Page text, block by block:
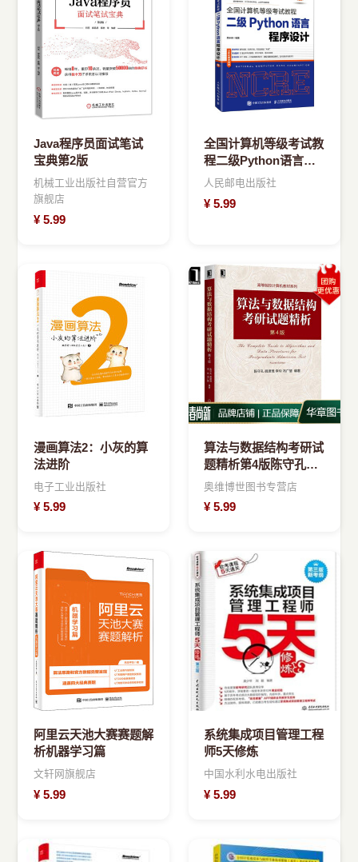
Java程序员面试笔试
宝典第2版
机械工业出版社自营官方
旗舰店
¥ 5.99
全国计算机等级考试教
程二级Python语言程
序设计
人民邮电出版社
¥ 5.99
漫画算法2：小灰的算
法进阶
电子工业出版社
¥ 5.99
算法与数据结构考研试
题精析第4版陈守孔胡
潇琨李玲冯广慧
奥维博世图书专营店
¥ 5.99
阿里云天池大赛赛题解
析机器学习篇
文轩网旗舰店
¥ 5.99
系统集成项目管理工程
师5天修炼
中国水利水电出版社
¥ 5.99